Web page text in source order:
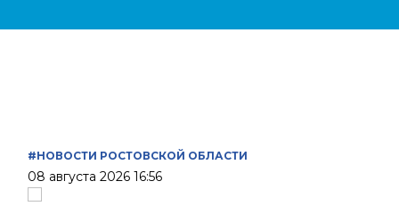
#НОВОСТИ РОСТОВСКОЙ ОБЛАСТИ
08 августа 2026 16:56